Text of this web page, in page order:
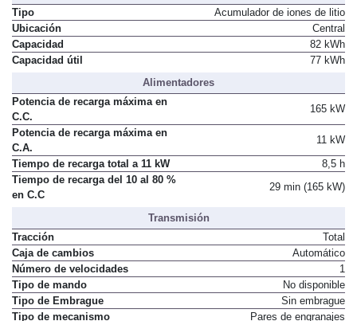
Tipo
Acumulador de iones de litio
Ubicación
Central
Capacidad
82 kWh
Capacidad útil
77 kWh
Alimentadores
Potencia de recarga máxima en
C.C.
165 kW
Potencia de recarga máxima en
C.A.
11 kW
Tiempo de recarga total a 11 kW
8,5 h
Tiempo de recarga del 10 al 80 %
en C.C
29 min (165 kW)
Transmisión
Tracción
Total
Caja de cambios
Automático
Número de velocidades
1
Tipo de mando
No disponible
Tipo de Embrague
Sin embrague
Tipo de mecanismo
Pares de engranajes